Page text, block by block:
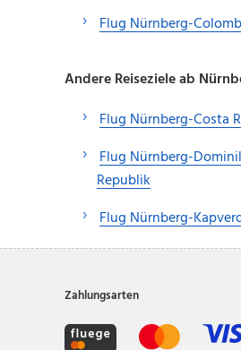
Flug Nürnberg-
Andere Reiseziele ab
Flug Nürnberg-Costa
Flug Nürnberg-
Republik
Flug Nürnberg-